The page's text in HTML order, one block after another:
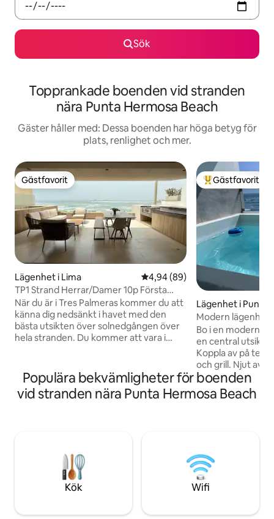
Sök
Topprankade boenden vid stranden
nära Punta Hermosa Beach
Gäster håller med: Dessa boenden har höga betyg för
plats, renlighet och mer.
Gästfavorit
Gästfavorit
Lägenhet i Lima 4,94 av 5 i genomsnittligt
4,94 (89)
TP1 Strand Herrar/Damer 10p Första
raden
När du är i Tres Palmeras kommer du att
känna dig nedsänkt i havet med den
bästa utsikten över solnedgången över
hela stranden. Du kommer att vara i
meter eller till Caballeros Beach på 5
minuters promenad mot bukten. Det
finns 3 sovrum, var och en med badrum
Höghastighets wifi. TV. Huvudrum med
luftkonditionering.
Populär
Gästfavorit
Lägenhet i Punta
Modern lägenhet
pool
Bo i en modern
en central utsikt
Koppla av på
och grill. Njut av
och sov till vågornas
rymmer upp till
sovrum: queen-
för familjer,
efter komfort
Populära bekvämligheter för boenden
vid stranden nära Punta Hermosa Beach
Kök Wifi